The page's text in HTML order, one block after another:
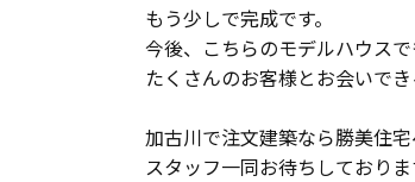
もう少しで完成です。
今後、こちらのモデルハウス
たくさんのお客様とお会いで
加古川で注文建築なら勝美住宅
スタッフ一同お待ちしておりま